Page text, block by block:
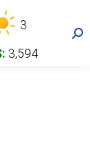
3
3,594